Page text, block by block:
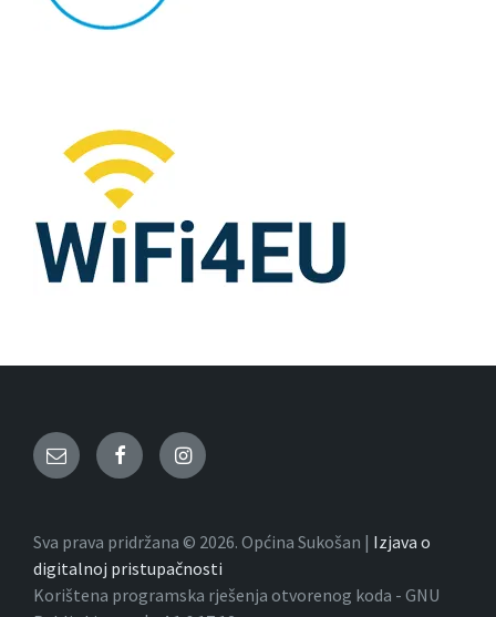
Email FacebookInstagram
Sva prava pridržana © 2026. Općina Sukošan | Izjava o
digitalnoj pristupačnosti
Korištena programska rješenja otvorenog koda - GNU